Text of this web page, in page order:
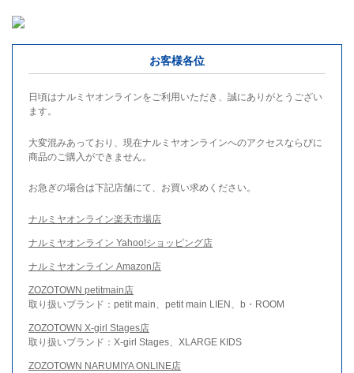
お客様各位
日頃はナルミヤオンラインをご利用いただき、誠にありがとうござい
ます。
大変混みあっており、現在ナルミヤオンラインへのアクセスならびに
商品のご購入ができません。
お急ぎの場合は下記店舗にて、お買い求めください。
ナルミヤオンライン楽天市場店
ナルミヤオンライン Yahoo!ショッピング店
ナルミヤオンライン Amazon店
ZOZOTOWN petitmain店
取り扱いブランド：petit main、petit main LIEN、b・ROOM
ZOZOTOWN X-girl Stages店
取り扱いブランド：X-girl Stages、XLARGE KIDS
ZOZOTOWN NARUMIYA ONLINE店